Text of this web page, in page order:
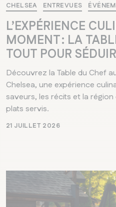
CHELSEA ENTREVUES
L’EXPÉRIENCE
MOMENT : LA
TOUT POUR
Découvrez la Table du Chef
Chelsea, une expérience
saveurs, les récits et la
plats servis.
21 JUILLET 2026